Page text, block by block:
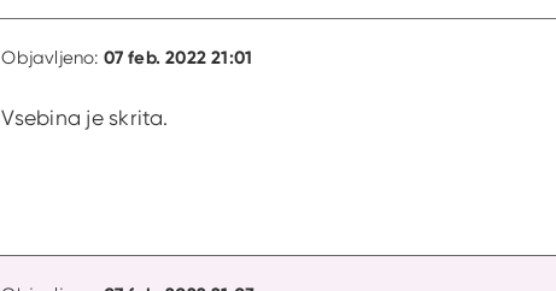
Objavljeno: 07 feb. 2022 21:01
Vsebina je skrita.